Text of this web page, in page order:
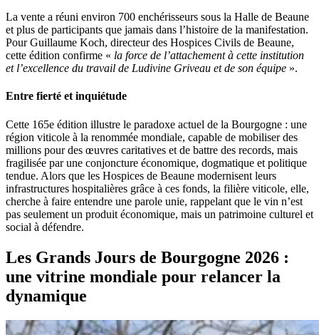
La vente a réuni environ 700 enchérisseurs sous la Halle de Beaune
et plus de participants que jamais dans l’histoire de la manifestation.
Pour Guillaume Koch, directeur des Hospices Civils de Beaune,
cette édition confirme « la force de l’attachement à cette institution
et l’excellence du travail de Ludivine Griveau et de son équipe ».
Entre fierté et inquiétude
Cette 165e édition illustre le paradoxe actuel de la Bourgogne : une
région viticole à la renommée mondiale, capable de mobiliser des
millions pour des œuvres caritatives et de battre des records, mais
fragilisée par une conjoncture économique, dogmatique et politique
tendue. Alors que les Hospices de Beaune modernisent leurs
infrastructures hospitalières grâce à ces fonds, la filière viticole, elle,
cherche à faire entendre une parole unie, rappelant que le vin n’est
pas seulement un produit économique, mais un patrimoine culturel et
social à défendre.
Les Grands Jours de Bourgogne 2026 :
une vitrine mondiale pour relancer la
dynamique